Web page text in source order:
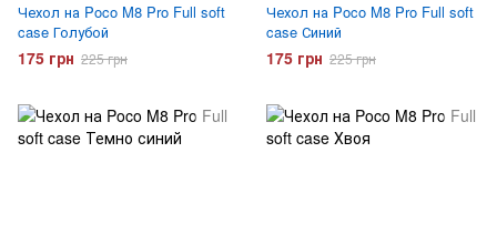
Чехол на Poco M8 Pro Full soft
case Голубой
175 грн 225 грн
Чехол на Poco M8 Pro Full soft
case Синий
175 грн 225 грн